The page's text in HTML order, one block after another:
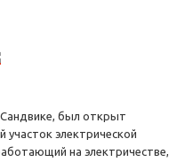
был открыт
электрической
на электричестве,